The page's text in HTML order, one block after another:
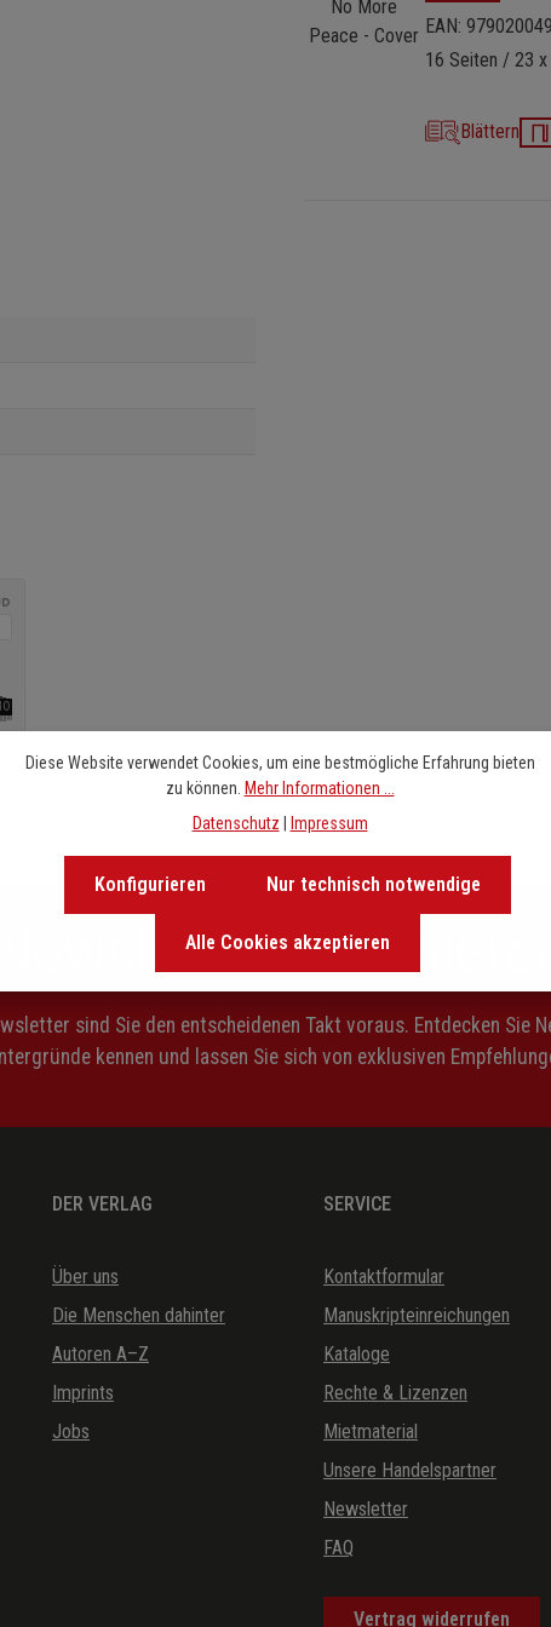
EAN:
16 Seiten / 23
Blättern
Newsletter abonnieren
sind Sie den entscheidenen Takt voraus. Entdecken Sie
kennen und lassen Sie sich von exklusiven
DER VERLAG
Über uns
Die Menschen dahinter
Autoren A–Z
Imprints
Jobs
SERVICE
Kontaktformular
Manuskripteinreichungen
Kataloge
Rechte & Lizenzen
Mietmaterial
Unsere Handelspartner
Newsletter
FAQ
Vertrag widerrufen
Diese Website verwendet Cookies, um eine bestmögliche Erfahrung bieten
zu können. Mehr Informationen ...
Datenschutz
Impressum
Nur technisch notwendige
Konfigurieren
Alle Cookies akzeptieren